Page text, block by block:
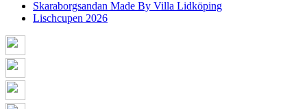
Skaraborgsandan Made By Villa Lidköping
Lischcupen 2026